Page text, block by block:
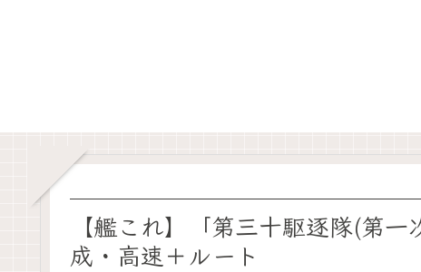
【艦これ】「第三十駆逐隊(
成・高速＋ルート